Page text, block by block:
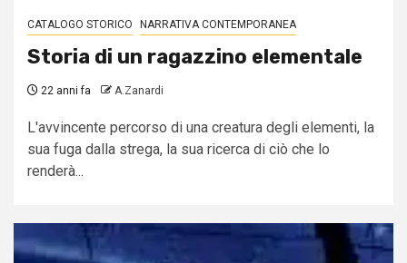
CATALOGO STORICO NARRATIVA CONTEMPORANEA
Storia di un ragazzino elementale
22 anni fa A.Zanardi
L'avvincente percorso di una creatura degli elementi, la
sua fuga dalla strega, la sua ricerca di ciò che lo
renderà...